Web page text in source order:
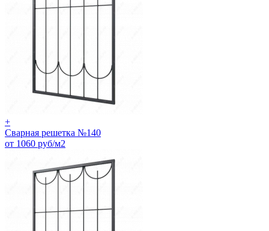
+
Сварная решетка №140
от 1060 руб/м2